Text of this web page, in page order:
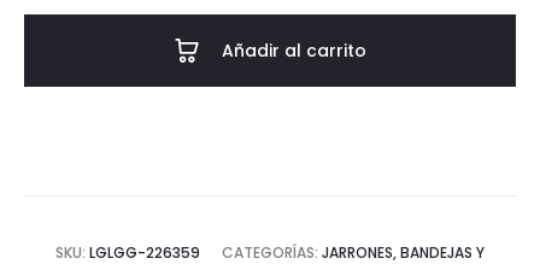
era:
92€.
es:
60€.
Añadir al carrito
SKU: LGLGG-226359 CATEGORÍAS: JARRONES, BANDEJAS Y